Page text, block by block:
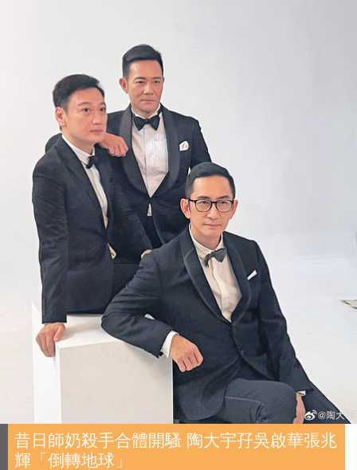
昔日師奶殺手合體開騷 陶大宇孖吳啟華張兆
輝「倒轉地球」